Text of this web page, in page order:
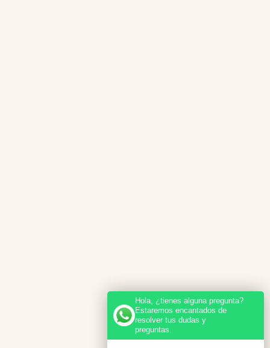
Hola, ¿tienes alguna pregunta?
Estaremos encantados de
resolver tus dudas y
preguntas.